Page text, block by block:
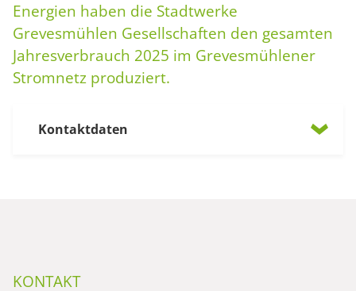
Energien haben die Stadtwerke
Grevesmühlen Gesellschaften den gesamten
Jahresverbrauch 2025 im Grevesmühlener
Stromnetz produziert.
Kontaktdaten
KONTAKT